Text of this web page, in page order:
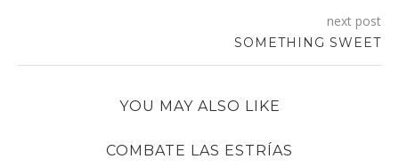
next post
SOMETHING SWEET
YOU MAY ALSO LIKE
COMBATE LAS ESTRÍAS